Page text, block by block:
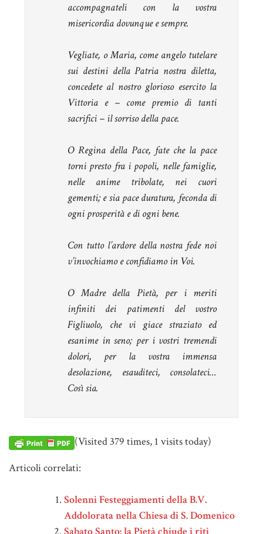
accompagnateli con la vostra
misericordia dovunque e sempre.
Vegliate, o Maria, come angelo tutelare
sui destini della Patria nostra diletta,
concedete al nostro glorioso esercito la
Vittoria e – come premio di tanti
sacrifici – il sorriso della pace.
O Regina della Pace, fate che la pace
torni presto fra i popoli, nelle famiglie,
nelle anime tribolate, nei cuori
gementi; e sia pace duratura, feconda di
ogni prosperità e di ogni bene.
Con tutto l’ardore della nostra fede noi
v’invochiamo e confidiamo in Voi.
O Madre della Pietà, per i meriti
infiniti dei patimenti del vostro
Figliuolo, che vi giace straziato ed
esanime in seno; per i vostri tremendi
dolori, per la vostra immensa
desolazione, esauditeci, consolateci…
Così sia.
(Visited 379 times, 1 visits today)
Articoli correlati:
Solenni Festeggiamenti della B.V.
Addolorata nella Chiesa di S. Domenico